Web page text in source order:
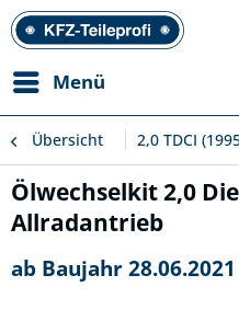
Menü
Übersicht 2,0 TDCI
Ölwechselkit 2,0
Allradantrieb
ab Baujahr 28.06.2021